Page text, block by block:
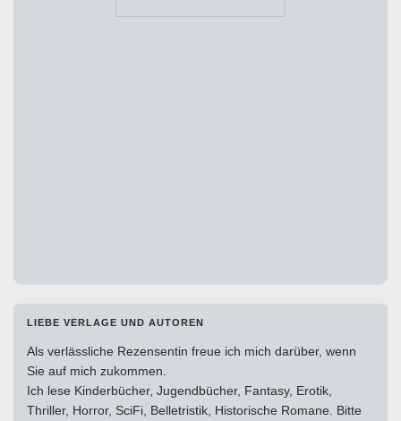
LIEBE VERLAGE UND AUTOREN
Als verlässliche Rezensentin freue ich mich darüber, wenn
Sie auf mich zukommen.
Ich lese Kinderbücher, Jugendbücher, Fantasy, Erotik,
Thriller, Horror, SciFi, Belletristik, Historische Romane. Bitte